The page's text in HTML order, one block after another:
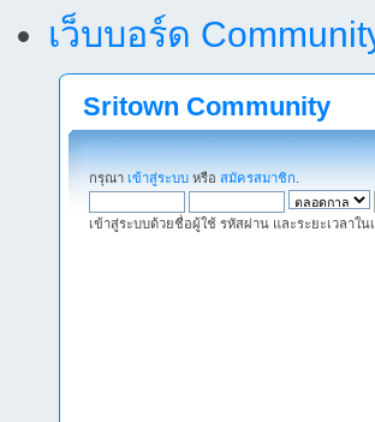
เว็บบอร์ด
Sritown Community
กรุณา เข้าสู่ระบบ หรือ สมัครสมาชิก
เข้าสู่ระบบด้วยชื่อผู้ใช้ รหัสผ่าน และระยะเวลาใ